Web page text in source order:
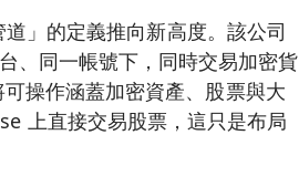
」的定義推向新高度。該公司
、同一帳號下，同時交易加密貨
操作涵蓋加密資產、股票與大
上直接交易股票，這只是布局